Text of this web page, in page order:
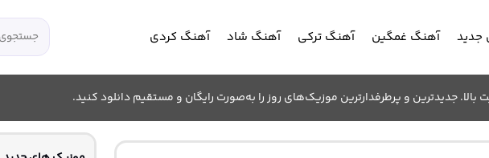
جدید آهنگ غمگین آهنگ ترکی آهنگ شاد آهنگ کردی
جدیدترین و پرطرفدارترین موزیک‌های روز را به‌صورت رایگان و مستقیم دانلود کنید.